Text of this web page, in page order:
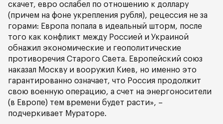
скачет, евро ослабел по отношению к доллару
(причем на фоне укрепления рубля), рецессия не за
горами: Европа попала в идеальный шторм, после
того как конфликт между Россией и Украиной
обнажил экономические и геополитические
противоречия Старого Света. Европейский союз
наказал Москву и вооружил Киев, но именно это
гарантированно означает, что Россия продолжит
свою военную операцию, а счет на энергоносители
(в Европе) тем времени будет расти», –
подчеркивает Мураторе.